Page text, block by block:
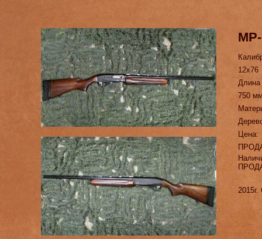
МР-
12х76
750
Цена:
2015г.